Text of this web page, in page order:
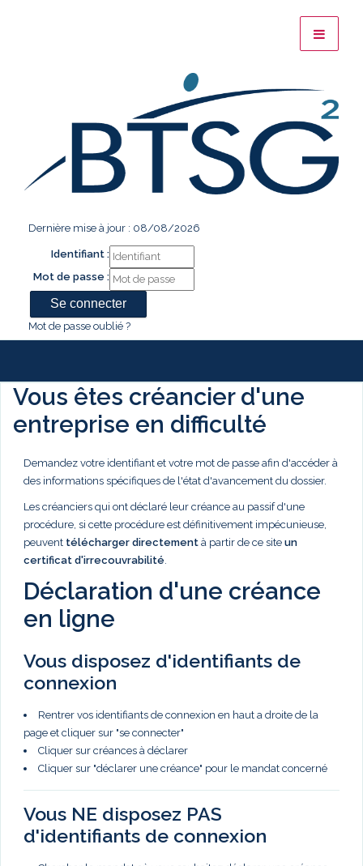
Dernière mise à jour : 08/08/2026
Identifiant :
Mot de passe :
Mot de passe oublié ?
Vous êtes créancier d'une
entreprise en difficulté
Demandez votre identifiant et votre mot de passe afin d'accéder à
des informations spécifiques de l'état d'avancement du dossier.
Les créanciers qui ont déclaré leur créance au passif d'une
procédure, si cette procédure est définitivement impécunieuse,
peuvent télécharger directement à partir de ce site un
certificat d'irrecouvrabilité.
Déclaration d'une créance
en ligne
Vous disposez d'identifiants de
connexion
Rentrer vos identifiants de connexion en haut a droite de la
page et cliquer sur "se connecter"
Cliquer sur créances à déclarer
Cliquer sur "déclarer une créance" pour le mandat concerné
Vous NE disposez PAS
d'identifiants de connexion